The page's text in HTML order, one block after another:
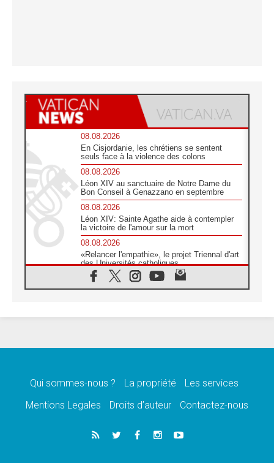
08.08.2026
En Cisjordanie, les chrétiens se sentent
seuls face à la violence des colons
08.08.2026
Léon XIV au sanctuaire de Notre Dame du
Bon Conseil à Genazzano en septembre
08.08.2026
Léon XIV: Sainte Agathe aide à contempler
la victoire de l'amour sur la mort
08.08.2026
«Relancer l'empathie», le projet Triennal d'art
des Universités catholiques
08.08.2026
Signis 2026, donner la parole aux religieuses
07.08.2026
07.08.2026
de l'Assomption et mémoire nationale
«La paix commence par l'empathie» estime
le cardinal Parolin
Qui sommes-nous ? La propriété
Les services
Mentions Legales
Droits d’auteur Contactez-nous